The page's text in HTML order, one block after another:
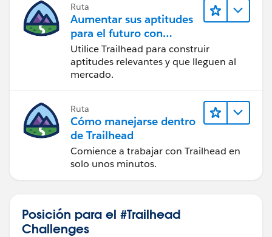
Ruta
Aumentar sus aptitudes
para el futuro con
Trailhead
Utilice Trailhead para construir
aptitudes relevantes y que lleguen al
mercado.
Ruta
Cómo manejarse dentro
de Trailhead
Comience a trabajar con Trailhead en
solo unos minutos.
Posición para el #Trailhead
Challenges